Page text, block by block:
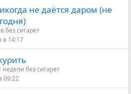
не даётся даром (не
без сигарет
в 14:17
недели без сигарет
09:22